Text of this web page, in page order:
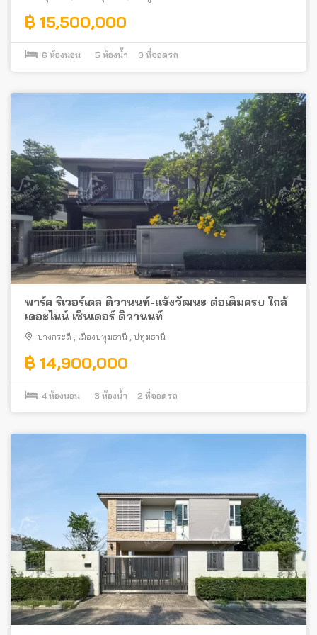
฿ 15,500,000
6 ห้องนอน 5 ห้องน้ำ 3 ที่จอดรถ
พาร์ค ริเวอร์เดล ติวานนท์-แจ้งวัฒนะ ต่อเติมครบ ใกล้
เดอะไนน์ เซ็นเตอร์ ติวานนท์
บางกระดี , เมืองปทุมธานี , ปทุมธานี
฿ 14,900,000
4 ห้องนอน 3 ห้องน้ำ 2 ที่จอดรถ